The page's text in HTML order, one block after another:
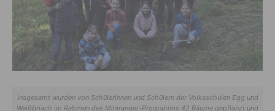
Insgesamt wurden von Schülerinnen und Schülern der Volksschulen Egg und
Weißbriach im Rahmen des Miniranger-Programms 42 Bäume gepflanzt und